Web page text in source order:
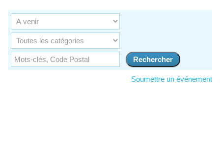
Soumettre un événement